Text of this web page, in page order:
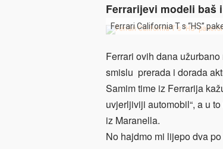
Ferrarijevi modeli baš
Ferrari California T s “HS”
Ferrari ovih dana
smislu prerada i dorada
Samim time iz Ferrarija
uvjerljiviji automobil“, a u
iz Maranella.
No hajdmo mi lijepo dva